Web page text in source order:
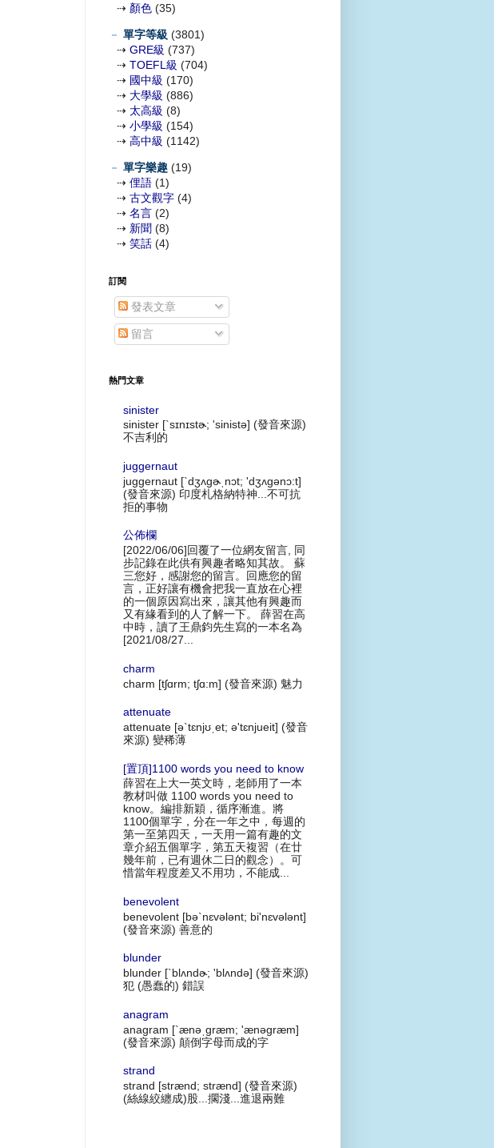
⇢ 顏色 (35)
－ 單字等級 (3801)
⇢ GRE級 (737)
⇢ TOEFL級 (704)
⇢ 國中級 (170)
⇢ 大學級 (886)
⇢ 太高級 (8)
⇢ 小學級 (154)
⇢ 高中級 (1142)
－ 單字樂趣 (19)
⇢ 俚語 (1)
⇢ 古文觀字 (4)
⇢ 名言 (2)
⇢ 新聞 (8)
⇢ 笑話 (4)
訂閱
發表文章
留言
熱門文章
sinister
sinister [`sɪnɪstɚ; 'sinistə] (發音來源)
不吉利的
juggernaut
juggernaut [`dʒʌgɚˌnɔt; 'dʒʌgənɔ:t]
(發音來源) 印度札格納特神...不可抗
拒的事物
公佈欄
[2022/06/06]回覆了一位網友留言, 同
步記錄在此供有興趣者略知其故。 蘇
三您好，感謝您的留言。回應您的留
言，正好讓有機會把我一直放在心裡
的一個原因寫出來，讓其他有興趣而
又有緣看到的人了解一下。 薛習在高
中時，讀了王鼎鈞先生寫的一本名為
[2021/08/27...
charm
charm [tʃɑrm; tʃɑ:m] (發音來源) 魅力
attenuate
attenuate [ə`tɛnjʊˌet; ə'tɛnjueit] (發音
來源) 變稀薄
[置頂]1100 words you need to know
薛習在上大一英文時，老師用了一本
教材叫做 1100 words you need to
know。編排新穎，循序漸進。將
1100個單字，分在一年之中，每週的
第一至第四天，一天用一篇有趣的文
章介紹五個單字，第五天複習（在廿
幾年前，已有週休二日的觀念）。可
惜當年程度差又不用功，不能成...
benevolent
benevolent [bə`nɛvələnt; bi'nɛvələnt]
(發音來源) 善意的
blunder
blunder [`blʌndɚ; 'blʌndə] (發音來源)
犯 (愚蠢的) 錯誤
anagram
anagram [`ænəˌgræm; 'ænəgræm]
(發音來源) 顛倒字母而成的字
strand
strand [strænd; strænd] (發音來源)
(絲線絞纏成)股...擱淺...進退兩難